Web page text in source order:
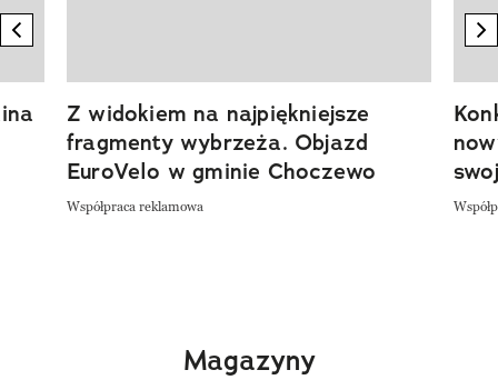
previous element
Z widokiem na najpiękniejsze
fragmenty wybrzeża. Objazd
EuroVelo w gminie Choczewo
Współpraca reklamowa
Magazyny